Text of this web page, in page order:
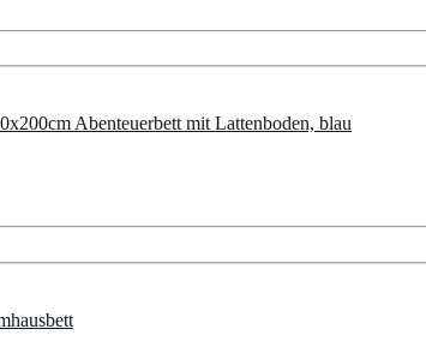
Abenteuerbett mit Lattenboden, blau